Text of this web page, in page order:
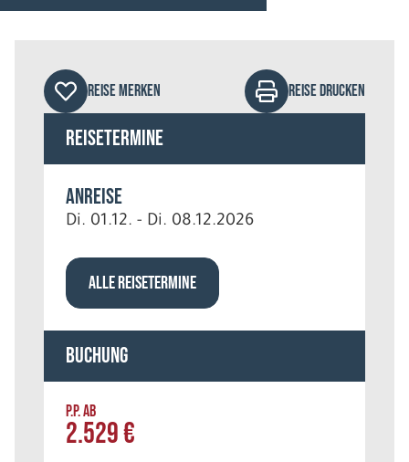
REISE MERKEN REISE DRUCKEN
Reisetermine
Anreise
Di. 01.12. - Di. 08.12.2026
ALLE REISETERMINE
Buchung
P.P. AB
2.529 €